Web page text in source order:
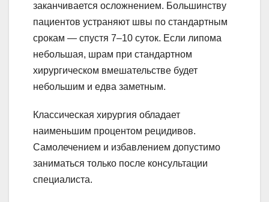
заканчивается осложнением. Большинству
пациентов устраняют швы по стандартным
срокам — спустя 7–10 суток. Если липома
небольшая, шрам при стандартном
хирургическом вмешательстве будет
небольшим и едва заметным.
Классическая хирургия обладает
наименьшим процентом рецидивов.
Самолечением и избавлением допустимо
заниматься только после консультации
специалиста.